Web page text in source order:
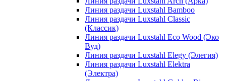
Линия раздачи Luxstahl Bamboo
Линия раздачи Luxstahl Classic
(Классик)
Линия раздачи Luxstahl Eco Wood (Эко
Вуд)
Линия раздачи Luxstahl Elegy (Элегия)
Линия раздачи Luxstahl Elektra
(Электра)